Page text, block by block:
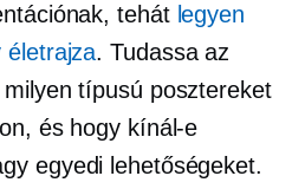
tehát legyen
életrajza. Tudassa az
típusú posztereket
és hogy kínál-e
egyedi lehetőségeket.